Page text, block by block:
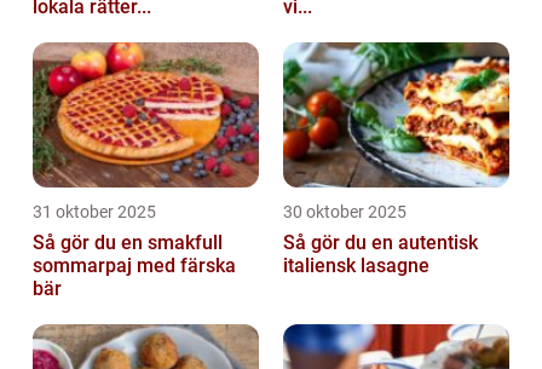
lokala rätter...
vi...
31 oktober 2025
Så gör du en smakfull
sommarpaj med färska
bär
30 oktober 2025
Så gör du en autentisk
italiensk lasagne